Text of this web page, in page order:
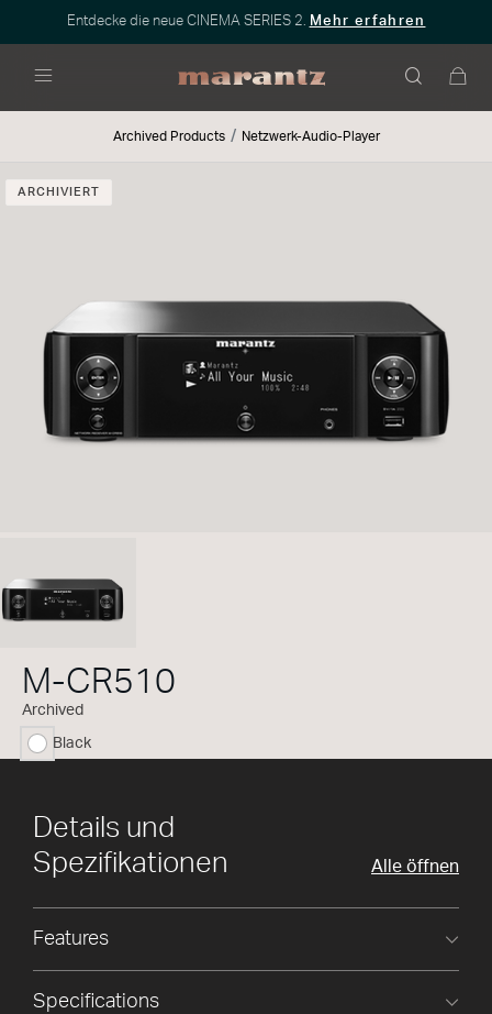
Entdecke die neue CINEMA SERIES 2. Mehr erfahren
Archived Products Netzwerk-Audio-Player
ARCHIVIERT
M-CR510
Archived
ausgewählt
Black
Details und
Spezifikationen
Alle öffnen
Features
Specifications